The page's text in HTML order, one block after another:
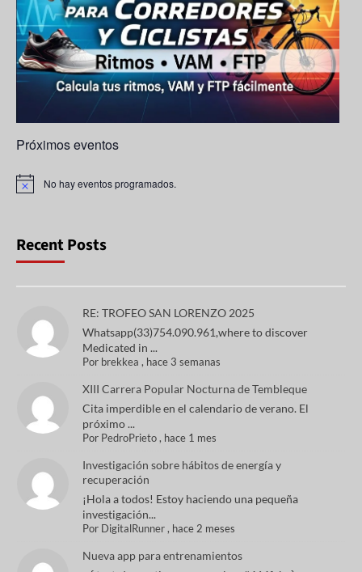
n
el
Próximos eventos
o
No hay eventos programados.
Recent Posts
RE: TROFEO SAN LORENZO 2025
Whatsapp(33)754.090.961,where to discover
Medicated in ...
Por brekkea , hace 3 semanas
XIII Carrera Popular Nocturna de Tembleque
Cita imperdible en el calendario de verano. El
próximo ...
Por PedroPrieto, hace 1 mes
Investigación sobre hábitos de energía y
recuperación
¡Hola a todos! Estoy haciendo una pequeña
investigación...
Por DigitalRunner, hace 2 meses
Nueva app para entrenamientos